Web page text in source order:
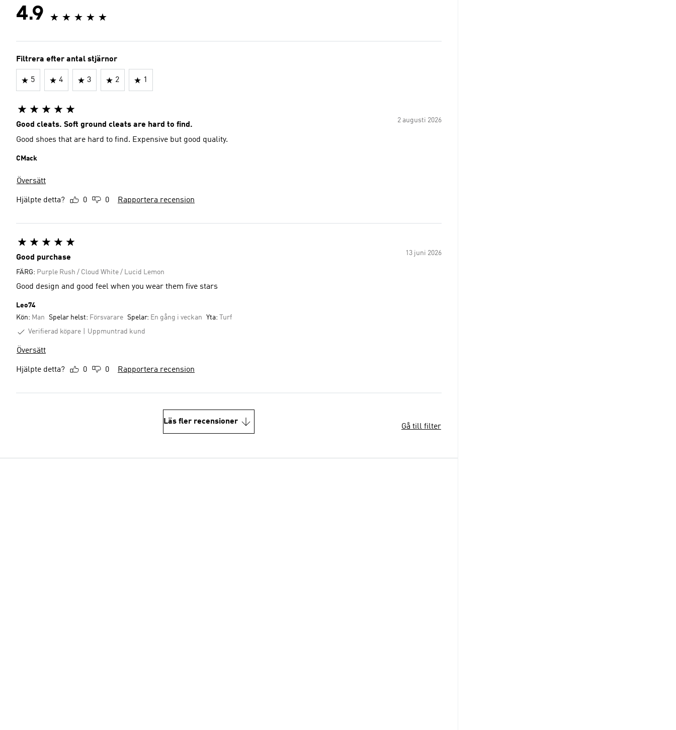
4.9
Filtrera efter antal stjärnor
5 4 3 2 1
2 augusti 2026
Good cleats. Soft ground cleats are hard to find.
Good shoes that are hard to find. Expensive but good quality.
CMack
Översätt
Hjälpte detta? 0 0 Rapportera recension
13 juni 2026
Good purchase
FÄRG: Purple Rush / Cloud White / Lucid Lemon
Good design and good feel when you wear them five stars
Leo74
Kön: Man Spelar helst: Försvarare Spelar: En gång i veckan Yta:
Turf
Verifierad köpare
Uppmuntrad kund
Översätt
Hjälpte detta? 0 0 Rapportera recension
Läs fler recensioner
Gå till filter